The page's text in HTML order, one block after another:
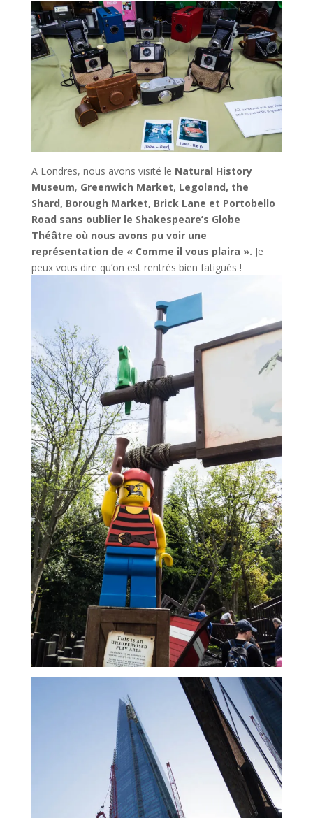
A Londres, nous avons visité le Natural History
Museum, Greenwich Market, Legoland, the
Shard, Borough Market, Brick Lane et Portobello
Road sans oublier le Shakespeare’s Globe
Théâtre où nous avons pu voir une
représentation de « Comme il vous plaira ». Je
peux vous dire qu’on est rentrés bien fatigués !